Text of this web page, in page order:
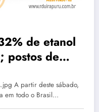
de etanol
postos de
nova
A partir deste sábado,
em todo o Brasil…